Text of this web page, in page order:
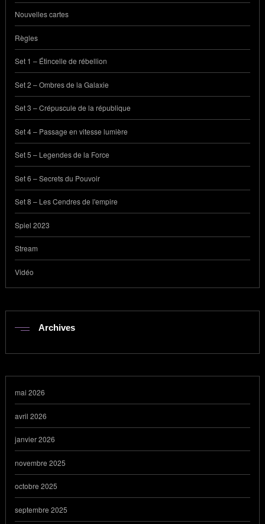
Nouvelles cartes
Règles
Set 1 – Étincelle de rébellion
Set 2 – Ombres de la Galaxie
Set 3 – Crépuscule de la république
Set 4 – Passage en vitesse lumière
Set 5 – Legendes de la Force
Set 6 – Secrets du Pouvoir
Set 8 – Les Cendres de l'empire
Spiel 2023
Stream
Vidéo
Archives
mai 2026
avril 2026
janvier 2026
novembre 2025
octobre 2025
septembre 2025